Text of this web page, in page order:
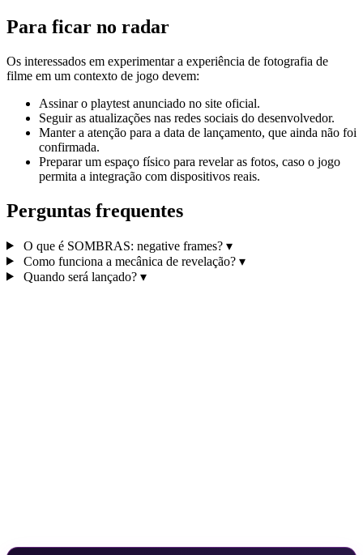
Para ficar no radar
Os interessados em experimentar a experiência de fotografia de
filme em um contexto de jogo devem:
Assinar o playtest anunciado no site oficial.
Seguir as atualizações nas redes sociais do desenvolvedor.
Manter a atenção para a data de lançamento, que ainda não foi
confirmada.
Preparar um espaço físico para revelar as fotos, caso o jogo
permita a integração com dispositivos reais.
Perguntas frequentes
O que é SOMBRAS: negative frames? ▾
Como funciona a mecânica de revelação? ▾
Quando será lançado? ▾